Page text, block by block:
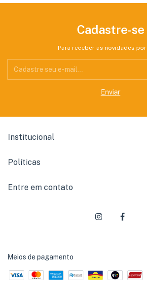
Cadastre-se
Para receber as novidades
Institucional
Políticas
Entre em contato
Meios de pagamento